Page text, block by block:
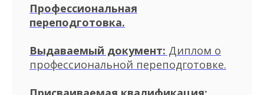
Профессиональная
переподготовка.
Выдаваемый документ: Диплом о
профессиональной переподготовке.